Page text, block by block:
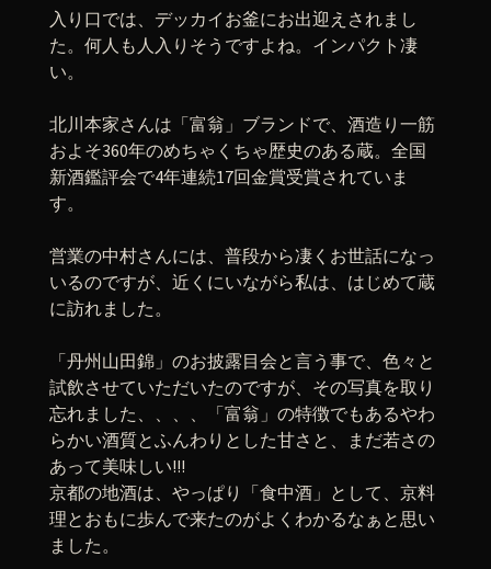
入り口では、デッカイお釜にお出迎えされまし
た。何人も人入りそうですよね。インパクト凄
い。
北川本家さんは「富翁」ブランドで、酒造り一筋
およそ360年のめちゃくちゃ歴史のある蔵。全国
新酒鑑評会で4年連続17回金賞受賞されていま
す。
営業の中村さんには、普段から凄くお世話になっ
いるのですが、近くにいながら私は、はじめて蔵
に訪れました。
「丹州山田錦」のお披露目会と言う事で、色々と
試飲させていただいたのですが、その写真を取り
忘れました、、、、「富翁」の特徴でもあるやわ
らかい酒質とふんわりとした甘さと、まだ若さの
あって美味しい!!!
京都の地酒は、やっぱり「食中酒」として、京料
理とおもに歩んで来たのがよくわかるなぁと思い
ました。